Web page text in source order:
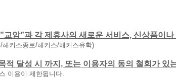
암”과 각 제휴사의 새로운 서비스, 신상품이
커스종로/해커스/해커스유학)
달성 시 까지, 또는 이용자의 동의 철회가 있
이용이 제한됩니다.